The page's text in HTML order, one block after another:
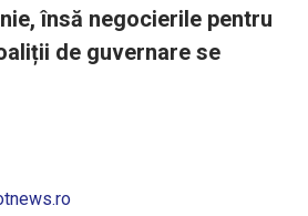
însă negocierile pentru
de guvernare se